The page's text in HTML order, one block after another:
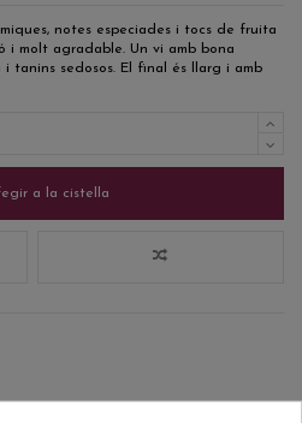
notes especiades i tocs de fruita
i molt agradable. Un vi amb bona
tanins sedosos. El final és llarg i amb
a la cistella